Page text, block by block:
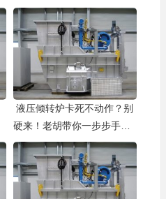
液压倾转炉卡死不动作？别
硬来！老胡带你一步步手动
“盘”回来